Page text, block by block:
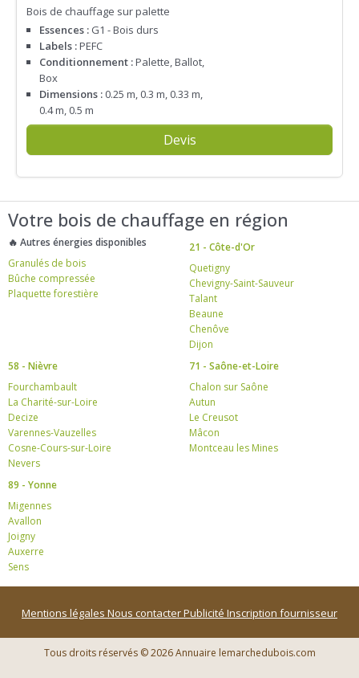
Bois de chauffage sur palette
Essences : G1 - Bois durs
Labels :PEFC
Conditionnement :Palette, Ballot,
Box
Dimensions : 0.25 m, 0.3 m, 0.33 m,
0.4 m, 0.5 m
Devis
Votre bois de chauffage en région
🔥 Autres énergies disponibles
Granulés de bois
Bûche compressée
Plaquette forestière
21 - Côte-d'Or
Quetigny
Chevigny-Saint-Sauveur
Talant
Beaune
Chenôve
Dijon
58 - Nièvre
Fourchambault
La Charité-sur-Loire
Decize
Varennes-Vauzelles
Cosne-Cours-sur-Loire
Nevers
71 - Saône-et-Loire
Chalon sur Saône
Autun
Le Creusot
Mâcon
Montceau les Mines
89 - Yonne
Migennes
Avallon
Joigny
Auxerre
Sens
Mentions légales Nous contacterPublicité Inscription fournisseur
Tous droits réservés © 2026 Annuaire lemarchedubois.com